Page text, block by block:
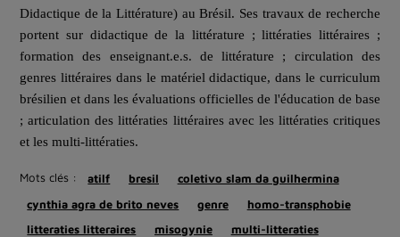
Didactique de la Littérature) au Brésil. Ses travaux de recherche
portent sur didactique de la littérature ; littératies littéraires ;
formation des enseignant.e.s. de littérature ; circulation des
genres littéraires dans le matériel didactique, dans le curriculum
brésilien et dans les évaluations officielles de l'éducation de base
; articulation des littératies littéraires avec les littératies critiques
et les multi-littératies.
Mots clés : atilf bresil
coletivo slam da guilhermina
cynthia agra de brito neves
genre
homo-transphobie
litteraties litteraires
misogynie
multi-litteraties